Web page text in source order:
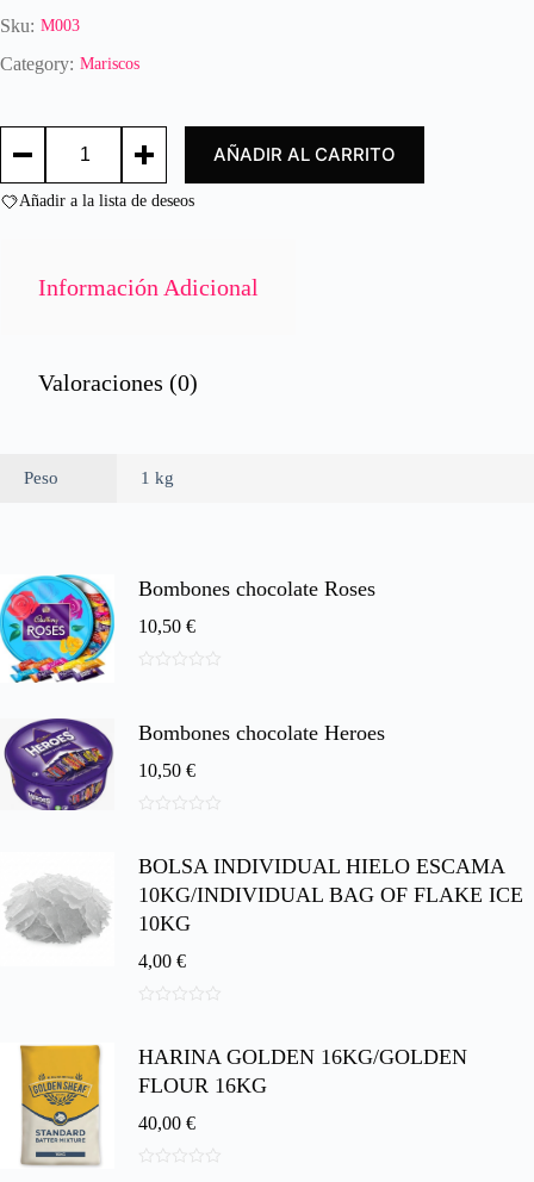
o
a
n
0
Sku: M003
Category: Mariscos
COCIDO
/
40/60
cantidad
AÑADIR AL CARRITO
Añadir a la lista de deseos
Información Adicional
Valoraciones (0)
Peso 1 kg
Bombones chocolate Roses
10,50 €
5
Bombones chocolate Heroes
10,50 €
e
BOLSA INDIVIDUAL HIELO ESCAMA
10KG/INDIVIDUAL BAG OF FLAKE ICE
10KG
4,00 €
e
HARINA GOLDEN 16KG/GOLDEN
FLOUR 16KG
40,00 €